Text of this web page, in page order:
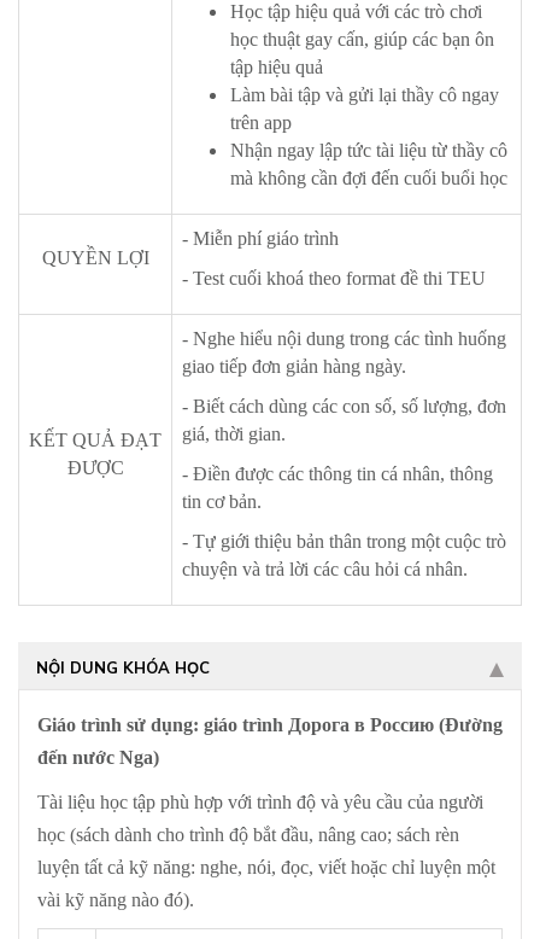
Học tập hiệu quả với các trò chơi
học thuật gay cấn, giúp các bạn ôn
tập hiệu quả
Làm bài tập và gửi lại thầy cô ngay
trên app
Nhận ngay lập tức tài liệu từ thầy cô
mà không cần đợi đến cuối buổi học
QUYỀN LỢI
- Miễn phí giáo trình
- Test cuối khoá theo format đề thi TEU
KẾT QUẢ ĐẠT
ĐƯỢC
- Nghe hiểu nội dung trong các tình huống
giao tiếp đơn giản hàng ngày.
- Biết cách dùng các con số, số lượng, đơn
giá, thời gian.
- Điền được các thông tin cá nhân, thông
tin cơ bản.
- Tự giới thiệu bản thân trong một cuộc trò
chuyện và trả lời các câu hỏi cá nhân.
NỘI DUNG KHÓA HỌC
Giáo trình sử dụng: giáo trình Дорога в Россию (Đường
đến nước Nga)
Tài liệu học tập phù hợp với trình độ và yêu cầu của người
học (sách dành cho trình độ bắt đầu, nâng cao; sách rèn
luyện tất cả kỹ năng: nghe, nói, đọc, viết hoặc chỉ luyện một
vài kỹ năng nào đó).